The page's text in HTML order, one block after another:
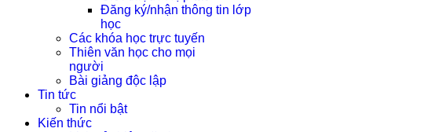
Đăng ký/nhận thông tin lớp
học
Các khóa học trực tuyến
Thiên văn học cho mọi
người
Bài giảng độc lập
Tin tức
Tin nổi bật
Kiến thức